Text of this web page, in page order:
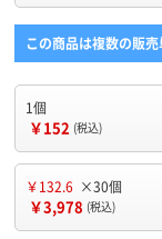
この商品は複数の販
1個
￥152 (税込)
￥132.6 ×30個
￥3,978 (税込)